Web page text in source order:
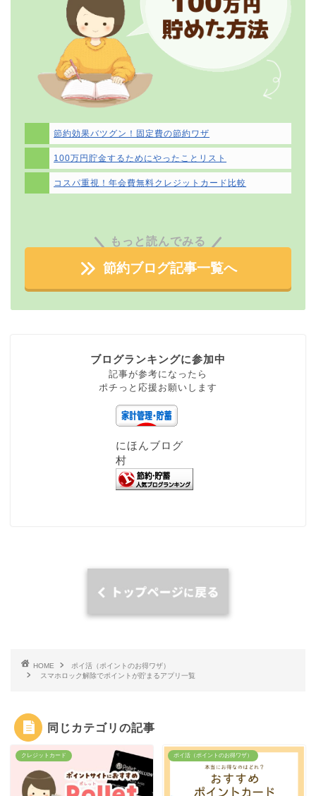
節約効果バツグン！固定費の節約ワザ
100万円貯金するためにやったことリスト
コスパ重視！年会費無料クレジットカード比較
もっと読んでみる
節約ブログ記事一覧へ
ブログランキングに参加中
記事が参考になったら
ポチっと応援お願いします
にほんブログ
村
HOME
ポイ活（ポイントのお得ワザ）
スマホロック解除でポイントが貯まるアプリ一覧
同じカテゴリの記事
クレジットカード ポイ活（ポイントのお得ワザ）